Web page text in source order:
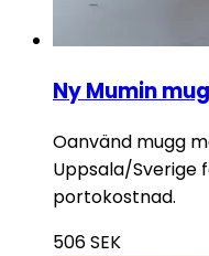
Ny Mumin
Oanvänd mugg
Uppsala/Sverige
portokostnad.
506SEK